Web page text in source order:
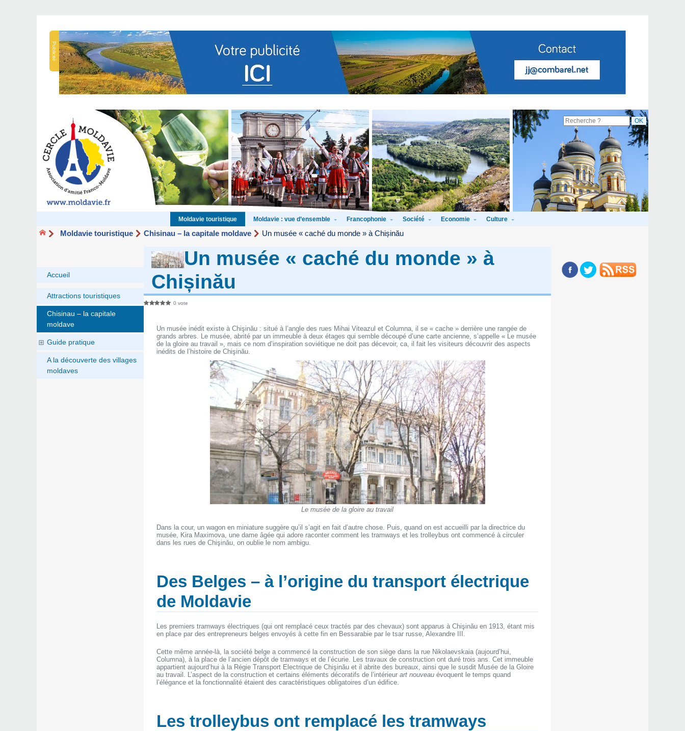
Publicité
Moldavie touristique Moldavie : vue d’ensemble Francophonie Société Economie Culture
Moldavie touristique Chisinau – la capitale moldave Un musée « caché du monde » à Chișinău
Un musée « caché du monde » à
Chișinău
0 vote
Un musée inédit existe à Chişinău : situé à l’angle des rues Mihai Viteazul et Columna, il se « cache » derrière une rangée de
grands arbres. Le musée, abrité par un immeuble à deux étages qui semble découpé d’une carte ancienne, s’appelle « Le musée
de la gloire au travail », mais ce nom d’inspiration soviétique ne doit pas décevoir, ca, il fait les visiteurs découvrir des aspects
inédits de l’histoire de Chişinău.
Le musée de la gloire au travail
Dans la cour, un wagon en miniature suggère qu’il s’agit en fait d’autre chose. Puis, quand on est accueilli par la directrice du
musée, Kira Maximova, une dame âgée qui adore raconter comment les tramways et les trolleybus ont commencé à circuler
dans les rues de Chişinău, on oublie le nom ambigu.
Des Belges – à l’origine du transport électrique
de Moldavie
Les premiers tramways électriques (qui ont remplacé ceux tractés par des chevaux) sont apparus à Chişinău en 1913, étant mis
en place par des entrepreneurs belges envoyés à cette fin en Bessarabie par le tsar russe, Alexandre III.
Cette même année-là, la société belge a commencé la construction de son siège dans la rue Nikolaevskaia (aujourd’hui,
Columna), à la place de l’ancien dépôt de tramways et de l’écurie. Les travaux de construction ont duré trois ans. Cet immeuble
appartient aujourd’hui à la Régie Transport Electrique de Chişinău et il abrite des bureaux, ainsi que le susdit Musée de la Gloire
au travail. L’aspect de la construction et certains éléments décoratifs de l’intérieur art nouveauévoquent le temps quand
l’élégance et la fonctionnalité étaient des caractéristiques obligatoires d’un édifice.
Les trolleybus ont remplacé les tramways
Accueil
Attractions touristiques
Chisinau – la capitale
moldave
Guide pratique
A la découverte des villages
moldaves